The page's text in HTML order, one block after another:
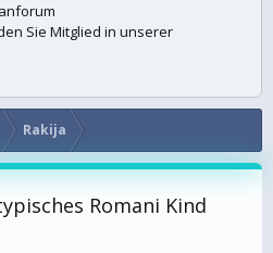
Sie Mitglied in unserer
Rakija
Romani Kind